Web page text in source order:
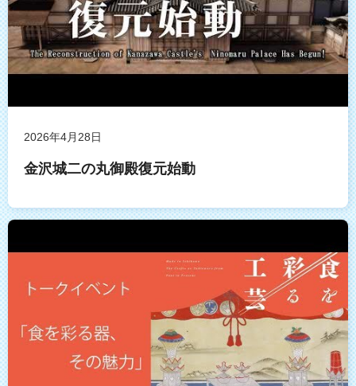
2026年4月28日
金沢城二の丸御殿復元始動